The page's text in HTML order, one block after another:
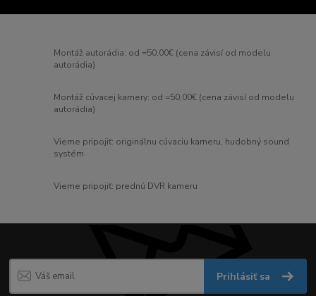
Montáž autorádia: od =50,00€ (cena závisí od modelu
autorádia)
Montáž cúvacej kamery: od =50,00€ (cena závisí od modelu
autorádia)
Vieme pripojiť: originálnu cúvaciu kameru, hudobný sound
systém
Vieme pripojiť: prednú DVR kameru
Prihlásiť sa